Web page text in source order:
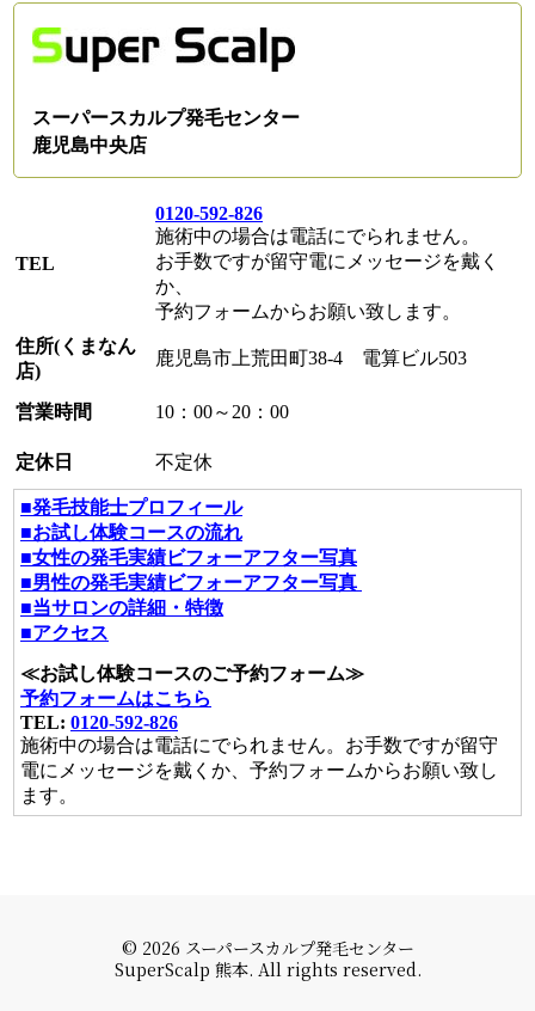
スーパースカルプ発毛センター
鹿児島中央店
TEL
0120-592-826
施術中の場合は電話にでられません。
お手数ですが留守電にメッセージを戴く
か、
予約フォームからお願い致します。
住所(くまなん
店)
鹿児島市上荒田町38-4 電算ビル503
営業時間 10：00～20：00
定休日 不定休
■発毛技能士プロフィール
■お試し体験コースの流れ
■女性の発毛実績ビフォーアフター写真
■男性の発毛実績ビフォーアフター写真
■当サロンの詳細・特徴
■アクセス
≪お試し体験コースのご予約フォーム≫
予約フォームはこちら
TEL: 0120-592-826
施術中の場合は電話にでられません。お手数ですが留守
電にメッセージを戴くか、予約フォームからお願い致し
ます。
© 2026 スーパースカルプ発毛センター
SuperScalp 熊本. All rights reserved.